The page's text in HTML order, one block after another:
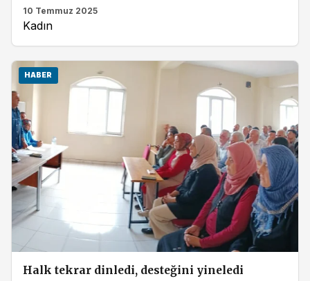
10 Temmuz 2025
Kadın
HABER
Halk tekrar dinledi, desteğini yineledi